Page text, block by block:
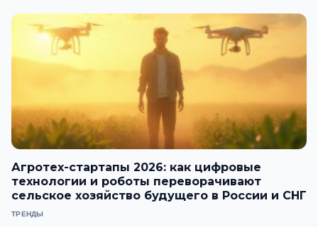
Агротех-стартапы 2026: как цифровые
технологии и роботы переворачивают
сельское хозяйство будущего в России и СНГ
ТРЕНДЫ